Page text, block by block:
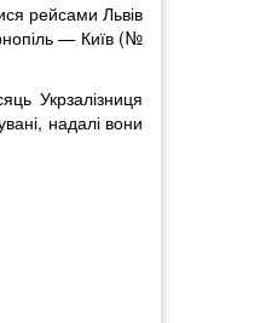
рейсами Львів
— Київ (№
Укрзалізниця
надалі вони